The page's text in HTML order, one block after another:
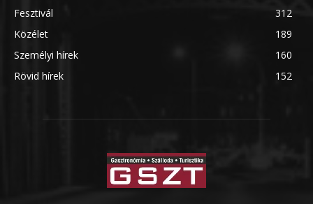
Fesztivál
312
Közélet
189
Személyi hírek
160
Rövid hírek
152